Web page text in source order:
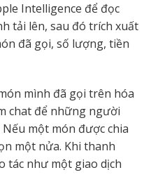
Intelligence để đọc
tải lên, sau đó trích xuất
đã gọi, số lượng, tiền
mình đã gọi trên hóa
chat để những người
một món được chia
một nửa. Khi thanh
tác như một giao dịch